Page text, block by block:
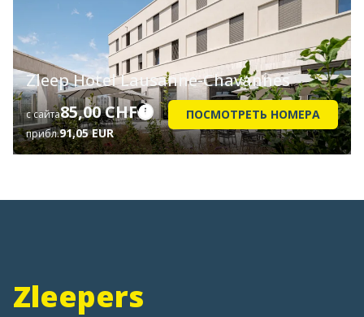
Zleep Hotel Lausanne-Chavannes
с сайта85,00 CHF
прибл.91,05 EUR
ПОСМОТРЕТЬ НОМЕРА
Zleepers